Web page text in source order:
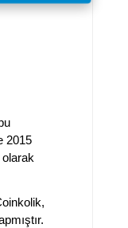
2015
olarak